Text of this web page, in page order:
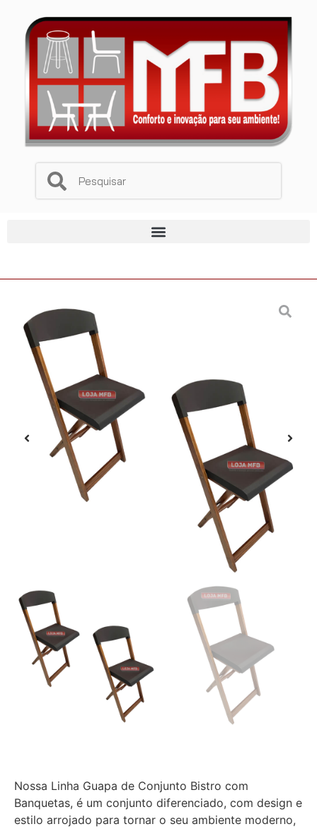
Nossa Linha Guapa de Conjunto Bistro com
Banquetas, é um conjunto diferenciado, com design e
estilo arrojado para tornar o seu ambiente moderno,